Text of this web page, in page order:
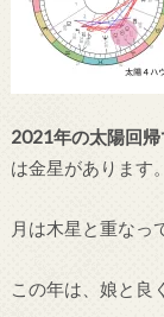
2021年の太陽回
は金星があります。
月は木星と重なっ
この年は、娘と良